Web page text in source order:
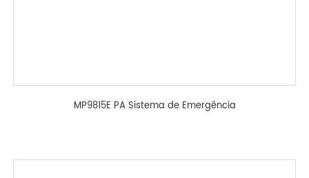
MP9815E PA Sistema de Emergência